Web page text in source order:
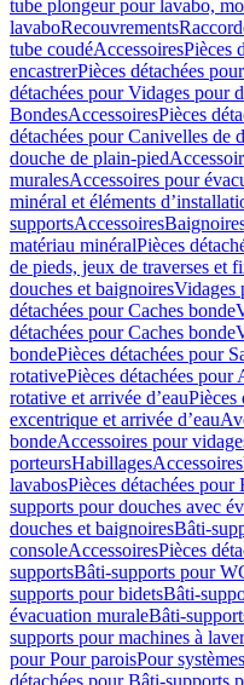
tube plongeur pour lavabo,
lavaboRecouvrements
tube coudéAccessoiresPièces
encastrerPièces détachées
détachées pour Vidages pour
BondesAccessoiresPièces
détachées pour Canivelles de
douche de plain-pied
muralesAccessoires pour
minéral et éléments
supportsAccessoires
matériau minéralPièces
de pieds, jeux de traverses et
douches et baignoiresVidages
détachées pour Caches bonde
détachées pour Caches bonde
bondePièces détachées pour
rotativePièces détachées
rotative et arrivée d’eauPièces
excentrique et arrivée d’eau
bondeAccessoires pour
porteursHabillagesAccessoires
lavabosPièces détachées
supports pour douches avec
douches et baignoiresBâti-
consoleAccessoiresPièces
supportsBâti-supports pour
supports pour bidetsBâti-
évacuation muraleBâti-
supports pour machines à
pour Pour paroisPour
détachées pour Bâti-supports